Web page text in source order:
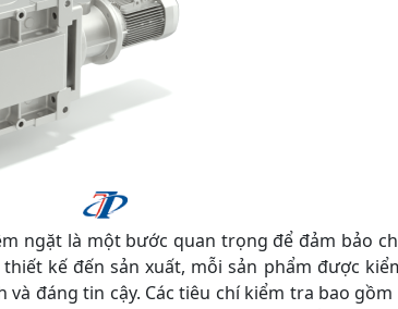
ngặt là một bước quan trọng để đảm bảo
kế đến sản xuất, mỗi sản phẩm được
đáng tin cậy. Các tiêu chí kiểm tra bao